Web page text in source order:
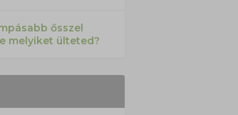
ősszel
melyiket ülteted?